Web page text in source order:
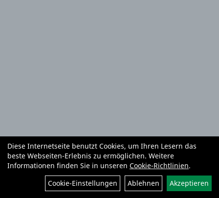
Autoteile und Zubehör E-Roller
Fahrräder
Fahrradzubehör
Fahrradteile Bekleidung
Mietgeräte
Reifenhandel und Montage
Garten und Forstgeräte Service
Diese Internetseite benutzt Cookies, um Ihren Lesern das
beste Webseiten-Erlebnis zu ermöglichen. Weitere
Informationen finden Sie in unseren Cookie-Richtlinien.
Cookie-Einstellungen
Ablehnen Akzeptieren